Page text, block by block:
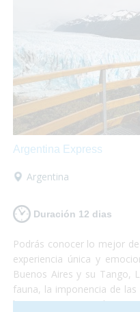
animas? Turismo
Argentina Express
Argentina
Duración 12 dias
Podrás conocer lo mejor
experiencia única y
Buenos Aires y su Tango,
fauna, la imponencia de
historia, gastronomía y